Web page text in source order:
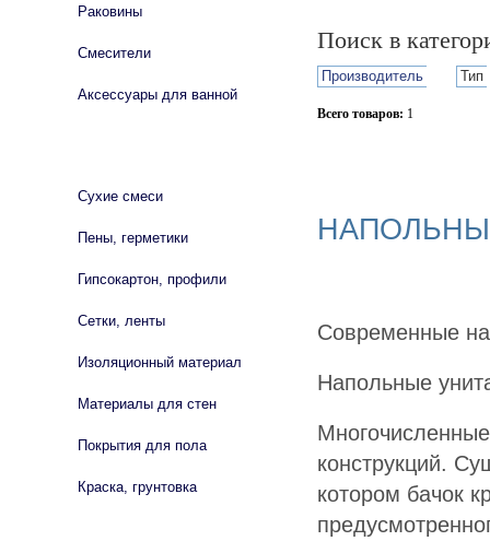
Поиск в
Производитель Тип
Всего товаров: 1
Современные
Напольные
конструкций.
котором бачок
Раковины
Смесители
Аксессуары для ванной
Сухие смеси
Пены, герметики
Гипсокартон, профили
Сетки, ленты
Изоляционный материал
Материалы для стен
Покрытия для пола
Краска, грунтовка